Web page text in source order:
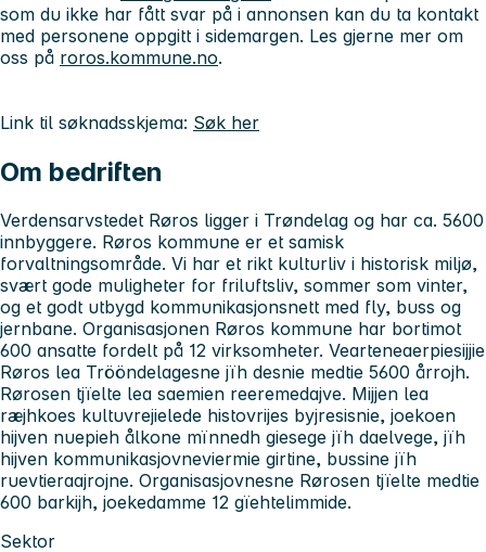
som du ikke har fått svar på i annonsen kan du ta kontakt
med personene oppgitt i sidemargen. Les gjerne mer om
oss på roros.kommune.no.
Link til søknadsskjema: Søk her
Om bedriften
Verdensarvstedet Røros ligger i Trøndelag og har ca. 5600
innbyggere. Røros kommune er et samisk
forvaltningsområde. Vi har et rikt kulturliv i historisk miljø,
svært gode muligheter for friluftsliv, sommer som vinter,
og et godt utbygd kommunikasjonsnett med fly, buss og
jernbane. Organisasjonen Røros kommune har bortimot
600 ansatte fordelt på 12 virksomheter. Vearteneaerpiesijjie
Røros lea Trööndelagesne jïh desnie medtie 5600 årrojh.
Rørosen tjïelte lea saemien reeremedajve. Mijjen lea
ræjhkoes kultuvrejielede histovrijes byjresisnie, joekoen
hijven nuepieh ålkone mïnnedh giesege jïh daelvege, jïh
hijven kommunikasjovneviermie girtine, bussine jïh
ruevtieraajrojne. Organisasjovnesne Rørosen tjïelte medtie
600 barkijh, joekedamme 12 gïehtelimmide.
Sektor